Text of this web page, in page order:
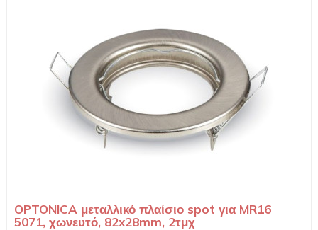
OPTONICA μεταλλικό πλαίσιο spot για MR16
5071, χωνευτό, 82x28mm, 2τμχ